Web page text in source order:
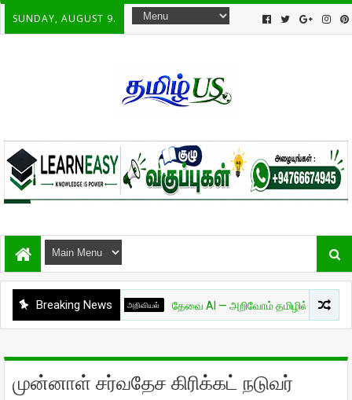
SUNDAY, AUGUST 9.
Breaking News
அறிவியல் தேவை AI — அறிவோம் தமிழில்! - பாகம் 01
முன்னாள் சர்வதேச கிரிக்கட் நடுவர்